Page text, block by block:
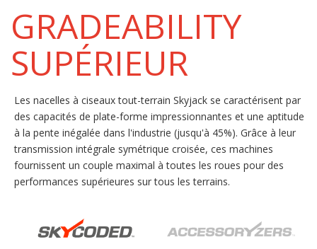
GRADEABILITY
SUPÉRIEUR
Les nacelles à ciseaux tout-terrain Skyjack se caractérisent par
des capacités de plate-forme impressionnantes et une aptitude
à la pente inégalée dans l'industrie (jusqu'à 45%). Grâce à leur
transmission intégrale symétrique croisée, ces machines
fournissent un couple maximal à toutes les roues pour des
performances supérieures sur tous les terrains.